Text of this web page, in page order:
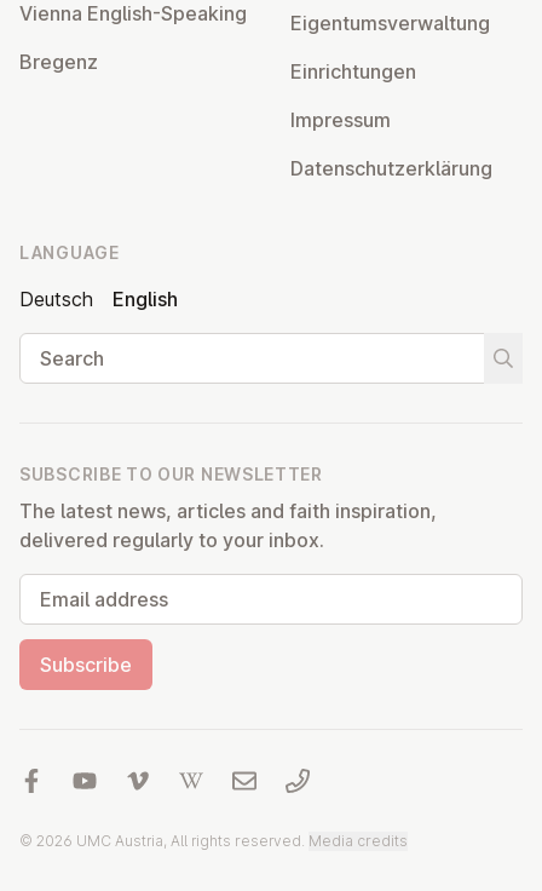
Vienna English-Speaking
Bregenz
Ei­gentums­ver­wal­tung
Ein­rich­tun­gen
Impressum
Datens­chutzerklärung
LANGUAGE
Deutsch
English
Search
SUBSCRIBE TO OUR NEWSLETTER
The latest news, articles and faith inspiration,
delivered regularly to your inbox.
Email address
Subscribe
© 2026 UMC Austria, All rights reserved. Media credits